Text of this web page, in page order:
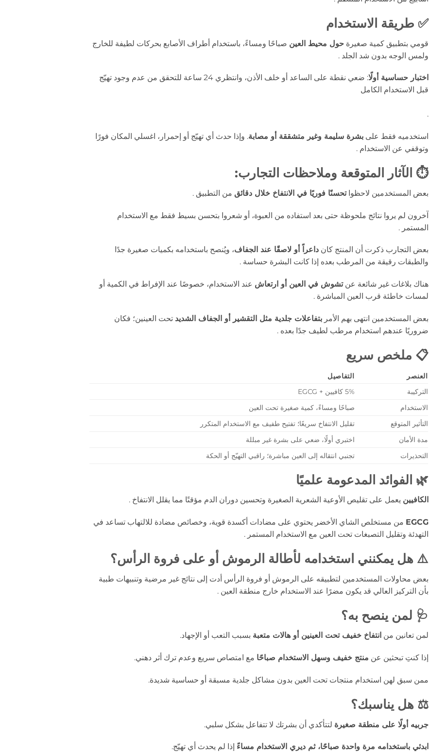
✅ طريقة الاستخدام
قومي بتطبيق كمية صغيرةحول محيط العين صباحًا ومساءً، باستخدام أطراف الأصابع بحركات لطيفة للخارج
ولمس الوجه بدون شد الجلد .
اختبار حساسية أولًا
: ضعي نقطة على الساعد أو خلف الأذن، وانتظري 24 ساعة للتحقق من عدم وجود تهيّج
قبل الاستخدام الكامل
.
استخدميه فقط علىبشرة سليمة وغير متشققة أو مصابة. وإذا حدث أي تهيّج أو إحمرار، اغسلي المكان فورًا
وتوقفي عن الاستخدام .
⏱️ الآثار المتوقعة وملاحظات التجارب:
بعض المستخدمين لاحظواتحسنًا فوريًا في الانتفاخ خلال دقائق من التطبيق .
آخرون لم يروا نتائج ملحوظة حتى بعد استفاده من العبوة، أو شعروا بتحسن بسيط فقط مع الاستخدام
المستمر .
بعض التجارب ذكرت أن المنتج كانداعراً أو لاصقًا عند الجفاف، ويُنصح باستخدامه بكميات صغيرة جدًا
والطبقات رقيقة من المرطب بعده إذا كانت البشرة حساسة .
هناك بلاغات غير شائعة عنتشوش في العين أو ارتعاش عند الاستخدام، خصوصًا عند الإفراط في الكمية أو
لمسات خاطئة قرب العين المباشرة .
بعض المستخدمين انتهى بهم الأمربتفاعلات جلدية مثل التقشير أو الجفاف الشديد تحت العينين؛ فكان
ضروريًا عندهم استخدام مرطب لطيف جدًا بعده .
📋 ملخص سريع
العنصر
التفاصيل
التركيبة
5% كافيين + EGCG
الاستخدام
صباحًا ومساءً، كمية صغيرة تحت العين
التأثير المتوقع
تقليل الانتفاخ سريعًا؛ تفتيح طفيف مع الاستخدام المتكرر
مدة الأمان
اختبري أولًا، ضعي على بشرة غير مبللة
التحذيرات
تجنبي انتقاله إلى العين مباشرة؛ راقبي التهيّج أو الحكة
🌿 الفوائد المدعومة علميًا
الكافيين يعمل على تقليص الأوعية الشعرية الصغيرة وتحسين دوران الدم مؤقتًا مما يقلل الانتفاخ .
EGCG من مستخلص الشاي الأخضر يحتوي على مضادات أكسدة قوية، وخصائص مضادة للالتهاب تساعد في
التهدئة وتقليل التصبغات تحت العين مع الاستخدام المستمر .
⚠️ هل يمكنني استخدامه لأطالة الرموش أو على فروة الرأس؟
بعض محاولات المستخدمين لتطبيقه على الرموش أو فروة الرأس أدت إلى نتائج غير مرضية وتنبيهات طبية
بأن التركيز العالي قد يكون مضرًا عند الاستخدام خارج منطقة العين .
🩺 لمن ينصح به؟
لمن تعانين من انتفاخ خفيف تحت العينين أو هالات متعبة بسبب التعب أو الإجهاد.
إذا كنتِ تبحثين عن منتج خفيف وسهل الاستخدام صباحًا مع امتصاص سريع وعدم ترك أثر دهني.
ممن سبق لهن استخدام منتجات تحت العين بدون مشاكل جلدية مسبقة أو حساسية شديدة.
⚖️ هل يناسبك؟
جربيه أولًا على منطقة صغيرة لتتأكدي أن بشرتك لا تتفاعل بشكل سلبي.
ابدئي باستخدامه مرة واحدة صباحًا، ثم ديري الاستخدام مساءً إذا لم يحدث أي تهيّج.